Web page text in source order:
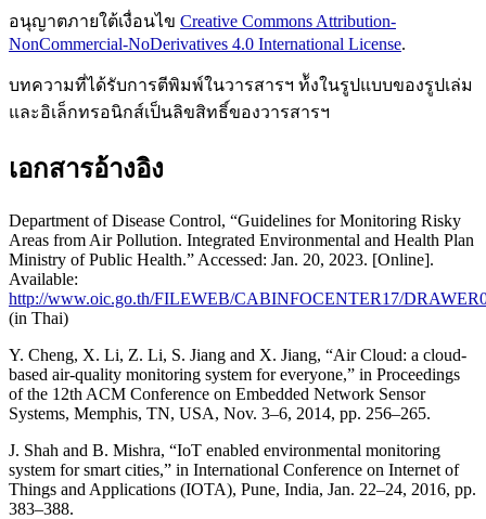
อนุญาตภายใต้เงื่อนไข Creative Commons Attribution-
NonCommercial-NoDerivatives 4.0 International License.
บทความที่ได้รับการตีพิมพ์ในวารสารฯ ท้ังในรูปแบบของรูปเล่ม
และอิเล็กทรอนิกส์เป็นลิขสิทธิ์ของวารสารฯ
เอกสารอ้างอิง
Department of Disease Control, “Guidelines for Monitoring Risky
Areas from Air Pollution. Integrated Environmental and Health Plan
Ministry of Public Health.” Accessed: Jan. 20, 2023. [Online].
Available:
http://www.oic.go.th/FILEWEB/CABINFOCENTER17/
(in Thai)
Y. Cheng, X. Li, Z. Li, S. Jiang and X. Jiang, “Air Cloud: a cloud-
based air-quality monitoring system for everyone,” in Proceedings
of the 12th ACM Conference on Embedded Network Sensor
Systems, Memphis, TN, USA, Nov. 3–6, 2014, pp. 256–265.
J. Shah and B. Mishra, “IoT enabled environmental monitoring
system for smart cities,” in International Conference on Internet of
Things and Applications (IOTA), Pune, India, Jan. 22–24, 2016, pp.
383–388.